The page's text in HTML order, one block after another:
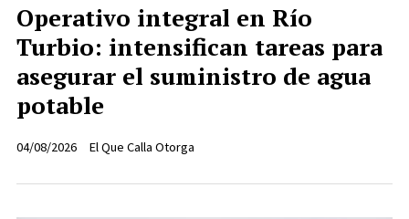
Operativo integral en Río
Turbio: intensifican tareas para
asegurar el suministro de agua
potable
El Que Calla Otorga
04/08/2026